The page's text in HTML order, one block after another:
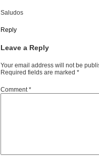
Saludos
Reply
Leave a Reply
Your email address will not be
Required fields are marked *
Comment*